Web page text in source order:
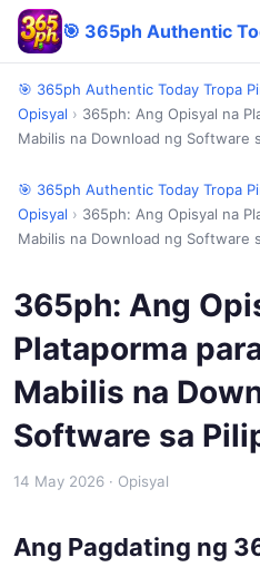
🎯 365ph Authentic Today Tropa
Opisyal › 365ph: Ang Opisyal na
Mabilis na Download ng Software
🎯 365ph Authentic Today Tropa
Opisyal › 365ph: Ang Opisyal na
Mabilis na Download ng Software
365ph: Ang
Plataporma
Mabilis na
Software sa
14 May 2026 · Opisyal
Ang Pagdating ng